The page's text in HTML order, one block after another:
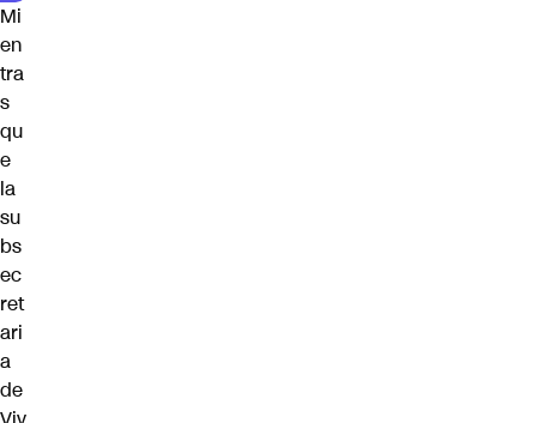
Mi
en
tra
s
qu
e
la
su
bs
ec
ret
ari
a
de